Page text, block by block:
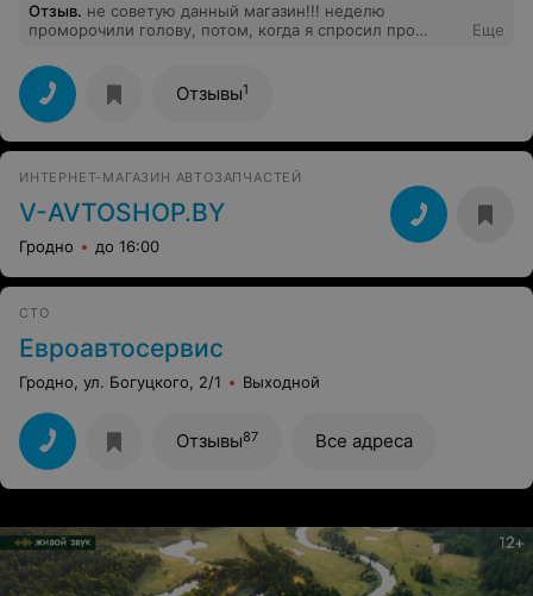
Отзыв. не советую данный магазин!!! неделю
проморочили голову, потом, когда я спросил про
развод!!! не советую с ними связываться!!!
Еще
Отзывы1
ИНТЕРНЕТ-МАГАЗИН АВТОЗАПЧАСТЕЙ
V-AVTOSHOP.BY
Гродно до 16:00
СТО
Евроавтосервис
Гродно, ул. Богуцкого, 2/1 Выходной
Отзывы87 Все адреса